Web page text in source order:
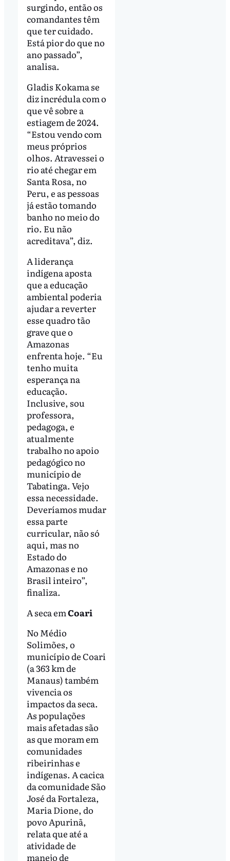
surgindo, então os
comandantes têm
que ter cuidado.
Está pior do que no
ano passado”,
analisa.
Gladis Kokama se
diz incrédula com o
que vê sobre a
estiagem de 2024.
“Estou vendo com
meus próprios
olhos. Atravessei o
rio até chegar em
Santa Rosa, no
Peru, e as pessoas
já estão tomando
banho no meio do
rio. Eu não
acreditava”, diz.
A liderança
indígena aposta
que a educação
ambiental poderia
ajudar a reverter
esse quadro tão
grave que o
Amazonas
enfrenta hoje. “Eu
tenho muita
esperança na
educação.
Inclusive, sou
professora,
pedagoga, e
atualmente
trabalho no apoio
pedagógico no
município de
Tabatinga. Vejo
essa necessidade.
Deveríamos mudar
essa parte
curricular, não só
aqui, mas no
Estado do
Amazonas e no
Brasil inteiro”,
finaliza.
A seca emCoari
No Médio
Solimões, o
município de Coari
(a 363 km de
Manaus) também
vivencia os
impactos da seca.
As populações
mais afetadas são
as que moram em
comunidades
ribeirinhas e
indígenas. A cacica
da comunidade São
José da Fortaleza,
Maria Dione, do
povo Apurinã,
relata que até a
atividade de
manejo de